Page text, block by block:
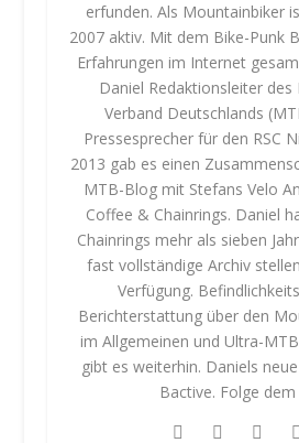
t
s
p
r
e
n
erfunden. Als Mountainbiker
2007 aktiv. Mit dem Bike-Punk
Erfahrungen im Internet
Daniel Redaktionsleiter
Verband Deutschlands
Pressesprecher für den RSC
2013 gab es einen
MTB-Blog mit Stefans Velo
Coffee & Chainrings. Daniel
Chainrings mehr als sieben
fast vollständige Archiv
Verfügung.
Berichterstattung über den
im Allgemeinen und Ultra-
gibt es weiterhin. Daniels
Bactive. Folge dem